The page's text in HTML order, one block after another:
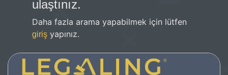
ulaştınız.
Daha fazla arama yapabilmek için lütfen
giriş yapınız.